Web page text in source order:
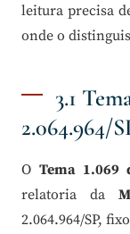
leitura precisa
onde o
3.1
2.064.964/
O Tema 1.069
relatoria da
2.064.964/SP,